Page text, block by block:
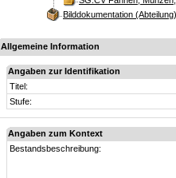
Bilddokumentation (Abteilung)
Allgemeine Information
Angaben zur Identifikation
Titel:
Stufe:
Angaben zum Kontext
Bestandsbeschreibung: